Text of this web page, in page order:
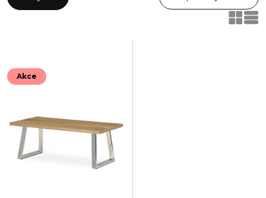
Akce